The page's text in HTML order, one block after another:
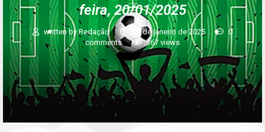
feira, 20/01/2025
written byRedação 20 de janeiro de 2025
0
comments
367 views